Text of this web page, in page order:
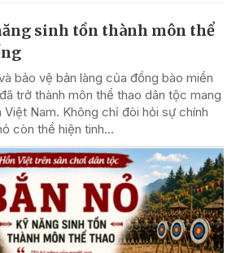
sinh tồn thành môn thể
bảo vệ bản làng của đồng bào miền
trở thành môn thể thao dân tộc mang
Việt Nam. Không chỉ đòi hỏi sự chính
còn thể hiện tinh...